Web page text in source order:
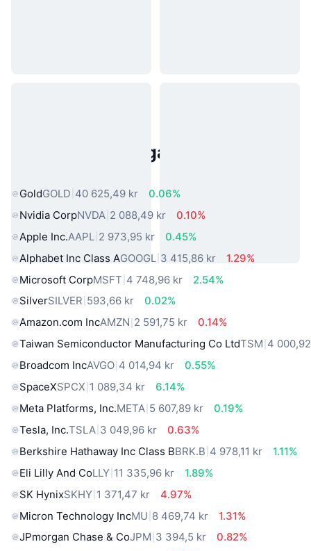
Populära tillgångar från den
GoldGOLD 40 625,49 kr
0.06%
Nvidia CorpNVDA 2 088,49 kr
0.10%
Apple Inc.AAPL 2 973,95 kr
0.45%
Alphabet Inc Class AGOOGL 3 415,86 kr
1.29%
Microsoft CorpMSFT 4 748,96 kr
2.54%
SilverSILVER 593,66 kr
0.02%
Amazon.com IncAMZN 2 591,75 kr
0.14%
Taiwan Semiconductor Manufacturing Co LtdTSM 4
Broadcom IncAVGO 4 014,94 kr
0.55%
SpaceXSPCX 1 089,34 kr
6.14%
Meta Platforms, Inc.META 5 607,89 kr
0.19%
Tesla, Inc.TSLA 3 049,96 kr
0.63%
Berkshire Hathaway Inc Class BBRK.B 4 978,11 kr
1.11%
Eli Lilly And CoLLY 11 335,96 kr
1.89%
SK HynixSKHY 1 371,47 kr
4.97%
Micron Technology IncMU 8 469,74 kr
1.31%
JPmorgan Chase & CoJPM 3 394,5 kr
0.82%